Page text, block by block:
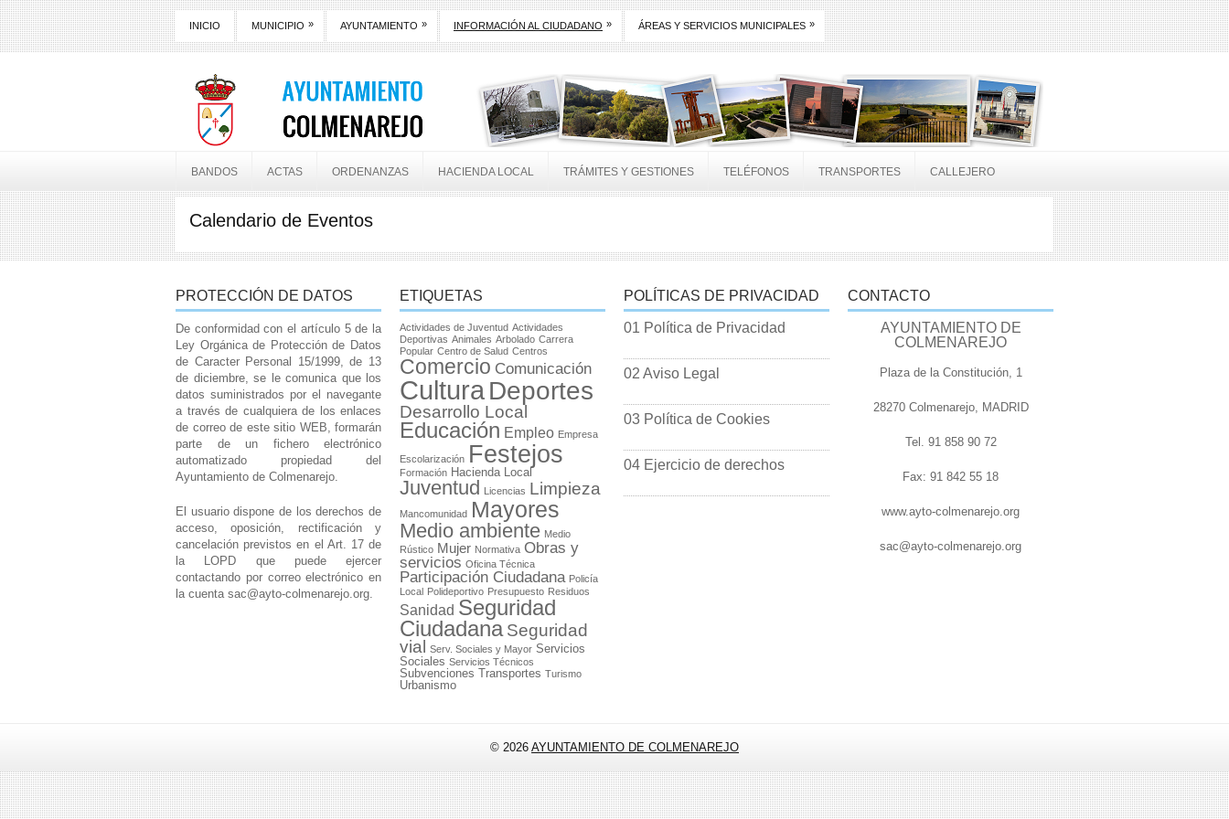
INICIO MUNICIPIO » AYUNTAMIENTO » INFORMACIÓN AL CIUDADANO » ÁREAS Y SERVICIOS MUNICIPALES »
BANDOS ACTAS ORDENANZAS HACIENDA LOCAL TRÁMITES Y GESTIONES TELÉFONOS TRANSPORTES CALLEJERO
Calendario de Eventos
PROTECCIÓN DE DATOS
De conformidad con el artículo 5 de la
Ley Orgánica de Protección de Datos
de Caracter Personal 15/1999, de 13
de diciembre, se le comunica que los
datos suministrados por el navegante
a través de cualquiera de los enlaces
de correo de este sitio WEB, formarán
parte de un fichero electrónico
automatizado propiedad del
Ayuntamiento de Colmenarejo.
El usuario dispone de los derechos de
acceso, oposición, rectificación y
cancelación previstos en el Art. 17 de
la LOPD que puede ejercer
contactando por correo electrónico en
la cuenta sac@ayto-colmenarejo.org.
ETIQUETAS
Actividades de Juventud Actividades
Deportivas Animales Arbolado Carrera
Popular Centro de Salud Centros
Comercio Comunicación
CulturaDeportes
Desarrollo Local
Educación Empleo Empresa
Escolarización Festejos
Formación Hacienda Local
Juventud Licencias Limpieza
Mancomunidad Mayores
Medio ambiente Medio
Rústico Mujer Normativa Obras y
servicios Oficina Técnica
Participación Ciudadana Policía
Local Polideportivo Presupuesto Residuos
Sanidad Seguridad
Ciudadana Seguridad
vial
Serv. Sociales y Mayor Servicios
Sociales Servicios Técnicos
Subvenciones Transportes Turismo
Urbanismo
POLÍTICAS DE PRIVACIDAD
01 Política de Privacidad
02 Aviso Legal
03 Política de Cookies
04 Ejercicio de derechos
CONTACTO
AYUNTAMIENTO DE
COLMENAREJO
Plaza de la Constitución, 1
28270 Colmenarejo, MADRID
Tel. 91 858 90 72
Fax: 91 842 55 18
www.ayto-colmenarejo.org
sac@ayto-colmenarejo.org
© 2026 AYUNTAMIENTO DE COLMENAREJO